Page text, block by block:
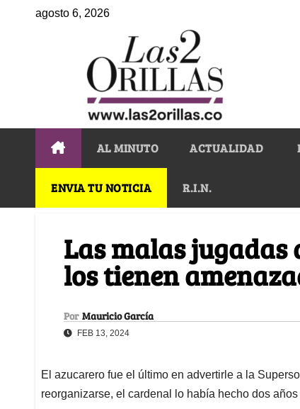
agosto 6, 2026
AL MINUTO ACTUALIDAD
ENVIA TU NOTICIA R.I.N.
Las malas jugadas
los tienen
Por Mauricio García
FEB 13, 2024
El azucarero fue el último en advertirle a la
reorganizarse, el cardenal lo había hecho dos